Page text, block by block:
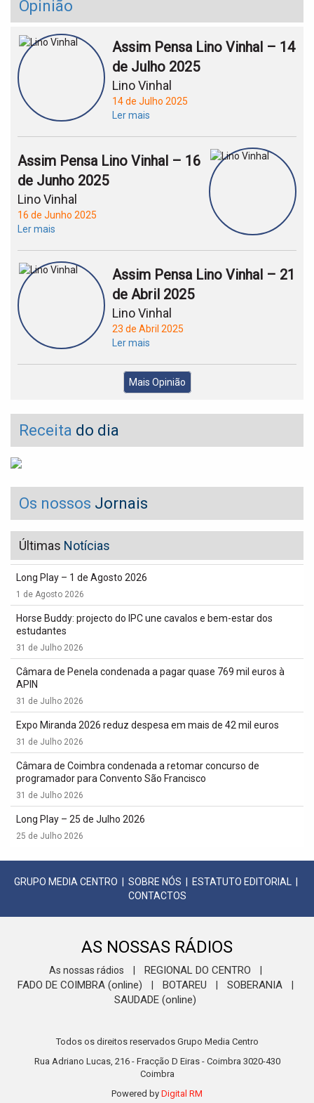
Opinião
Assim Pensa Lino Vinhal – 14
de Julho 2025
Lino Vinhal
14 de Julho 2025
Ler mais
Assim Pensa Lino Vinhal – 16
de Junho 2025
Lino Vinhal
16 de Junho 2025
Ler mais
Assim Pensa Lino Vinhal – 21
de Abril 2025
Lino Vinhal
23 de Abril 2025
Ler mais
Mais Opinião
Receita do dia
Os nossos Jornais
Últimas Notícias
Long Play – 1 de Agosto 2026
1 de Agosto 2026
Horse Buddy: projecto do IPC une cavalos e bem-estar dos
estudantes
31 de Julho 2026
Câmara de Penela condenada a pagar quase 769 mil euros à
APIN
31 de Julho 2026
Expo Miranda 2026 reduz despesa em mais de 42 mil euros
31 de Julho 2026
Câmara de Coimbra condenada a retomar concurso de
programador para Convento São Francisco
31 de Julho 2026
Long Play – 25 de Julho 2026
25 de Julho 2026
GRUPO MEDIA CENTRO SOBRE NÓS ESTATUTO EDITORIAL
CONTACTOS
AS NOSSAS RÁDIOS
As nossas rádios REGIONAL DO CENTRO
FADO DE COIMBRA (online) BOTAREU SOBERANIA
SAUDADE (online)
Todos os direitos reservados Grupo Media Centro
Rua Adriano Lucas, 216 - Fracção D Eiras - Coimbra 3020-430
Coimbra
Powered by Digital RM